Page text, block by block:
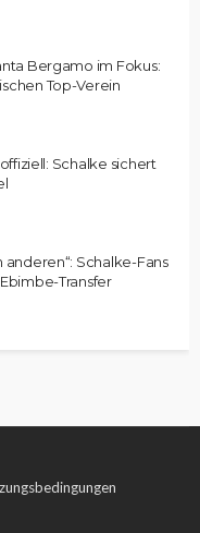
Bergamo im Fokus:
Top-Verein
Schalke sichert
anderen“: Schalke-Fans
Transfer